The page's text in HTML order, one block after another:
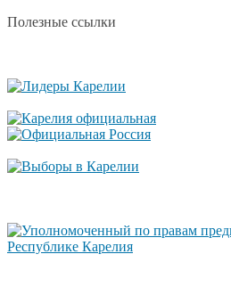
Полезные ссылки